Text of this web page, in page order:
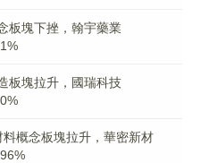
板塊下挫，翰宇藥業
板塊拉升，國瑞科技
料概念板塊拉升，華密新材